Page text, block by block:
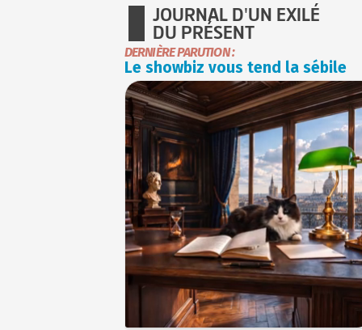
JOURNAL D'UN EXILÉ
DU PRÉSENT
DERNIÈRE PARUTION :
Le showbiz vous tend la sébile